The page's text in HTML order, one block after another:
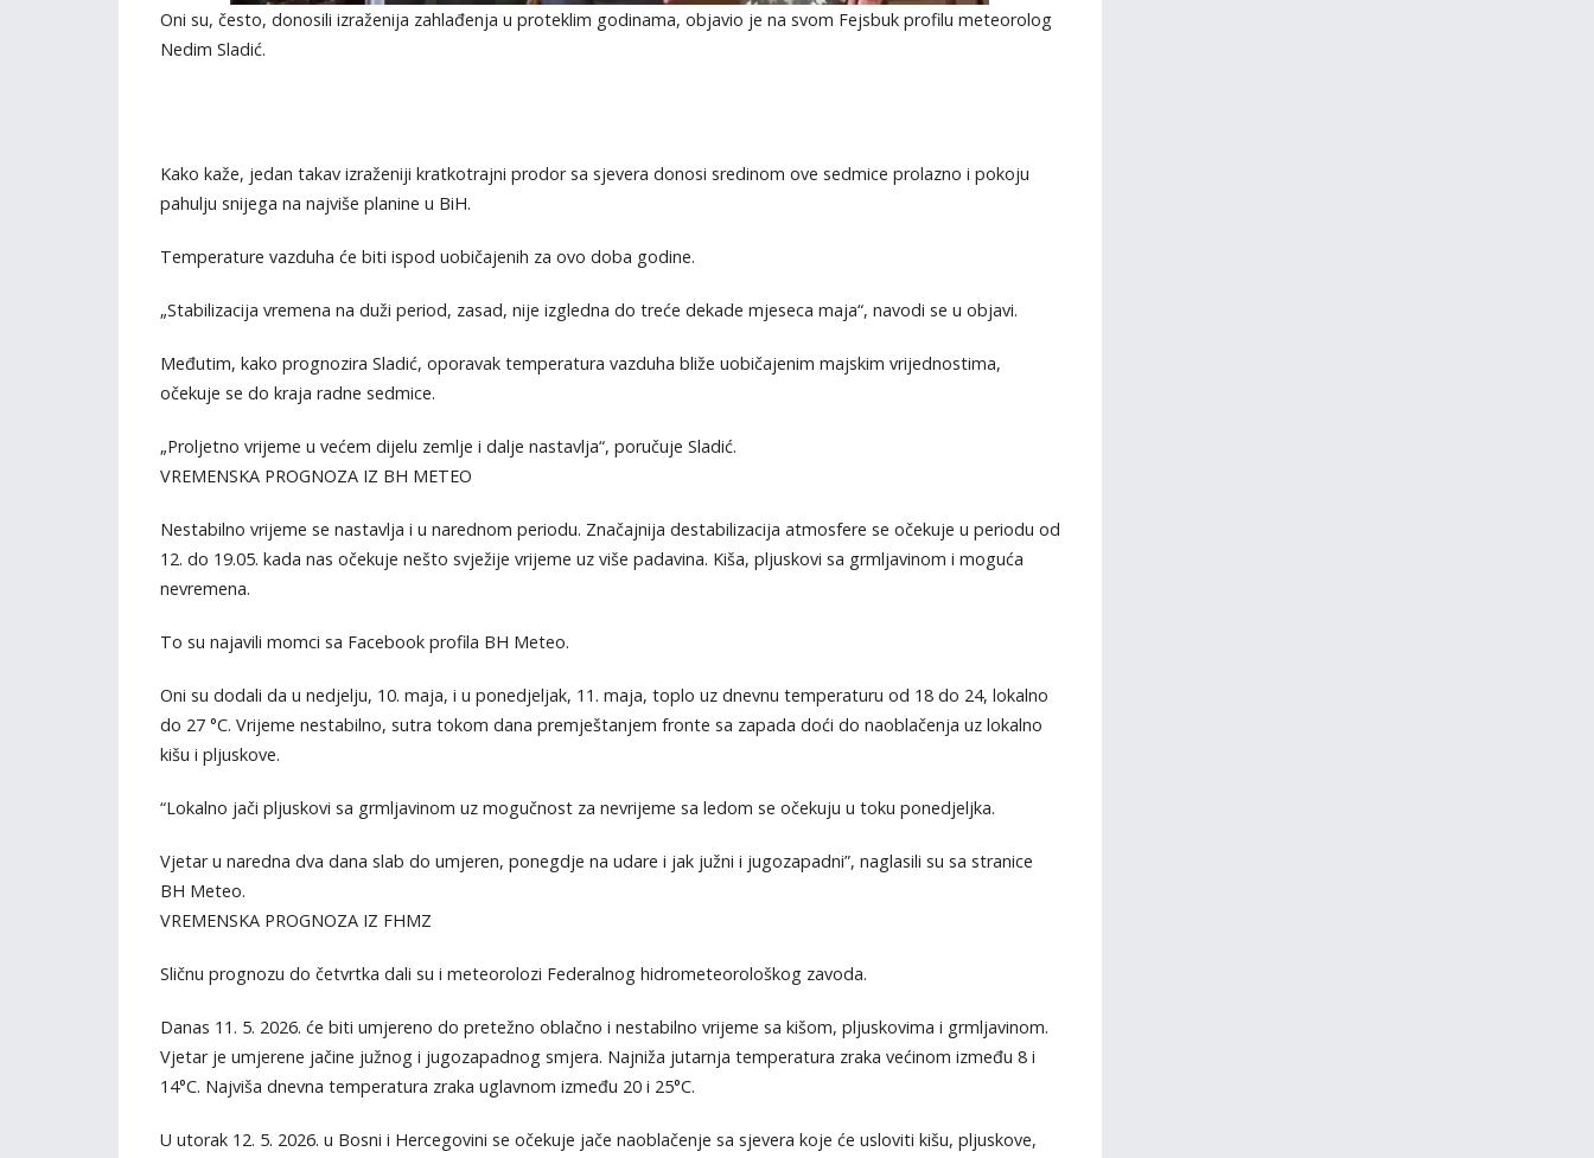
Oni su, često, donosili izraženija zahlađenja u proteklim godinama, objavio je na svom Fejsbuk profilu meteorolog
Nedim Sladić.
Kako kaže, jedan takav izraženiji kratkotrajni prodor sa sjevera donosi sredinom ove sedmice prolazno i pokoju
pahulju snijega na najviše planine u BiH.
Temperature vazduha će biti ispod uobičajenih za ovo doba godine.
„Stabilizacija vremena na duži period, zasad, nije izgledna do treće dekade mjeseca maja“, navodi se u objavi.
Međutim, kako prognozira Sladić, oporavak temperatura vazduha bliže uobičajenim majskim vrijednostima,
očekuje se do kraja radne sedmice.
„Proljetno vrijeme u većem dijelu zemlje i dalje nastavlja“, poručuje Sladić.
VREMENSKA PROGNOZA IZ BH METEO
Nestabilno vrijeme se nastavlja i u narednom periodu. Značajnija destabilizacija atmosfere se očekuje u periodu od
12. do 19.05. kada nas očekuje nešto svježije vrijeme uz više padavina. Kiša, pljuskovi sa grmljavinom i moguća
nevremena.
To su najavili momci sa Facebook profila BH Meteo.
Oni su dodali da u nedjelju, 10. maja, i u ponedjeljak, 11. maja, toplo uz dnevnu temperaturu od 18 do 24, lokalno
do 27 °C. Vrijeme nestabilno, sutra tokom dana premještanjem fronte sa zapada doći do naoblačenja uz lokalno
kišu i pljuskove.
“Lokalno jači pljuskovi sa grmljavinom uz mogučnost za nevrijeme sa ledom se očekuju u toku ponedjeljka.
Vjetar u naredna dva dana slab do umjeren, ponegdje na udare i jak južni i jugozapadni”, naglasili su sa stranice
BH Meteo.
VREMENSKA PROGNOZA IZ FHMZ
Sličnu prognozu do četvrtka dali su i meteorolozi Federalnog hidrometeorološkog zavoda.
Danas 11. 5. 2026. će biti umjereno do pretežno oblačno i nestabilno vrijeme sa kišom, pljuskovima i grmljavinom.
Vjetar je umjerene jačine južnog i jugozapadnog smjera. Najniža jutarnja temperatura zraka većinom između 8 i
14°C. Najviša dnevna temperatura zraka uglavnom između 20 i 25°C.
U utorak 12. 5. 2026. u Bosni i Hercegovini se očekuje jače naoblačenje sa sjevera koje će usloviti kišu, pljuskove,